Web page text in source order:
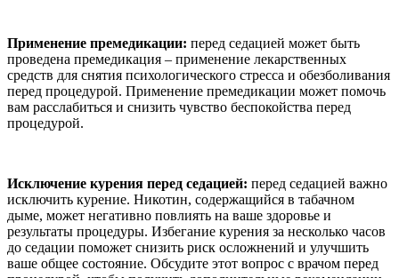
Применение премедикации: перед седацией может быть
проведена премедикация – применение лекарственных
средств для снятия психологического стресса и обезболивания
перед процедурой. Применение премедикации может помочь
вам расслабиться и снизить чувство беспокойства перед
процедурой.
Исключение курения перед седацией: перед седацией важно
исключить курение. Никотин, содержащийся в табачном
дыме, может негативно повлиять на ваше здоровье и
результаты процедуры. Избегание курения за несколько часов
до седации поможет снизить риск осложнений и улучшить
ваше общее состояние. Обсудите этот вопрос с врачом перед